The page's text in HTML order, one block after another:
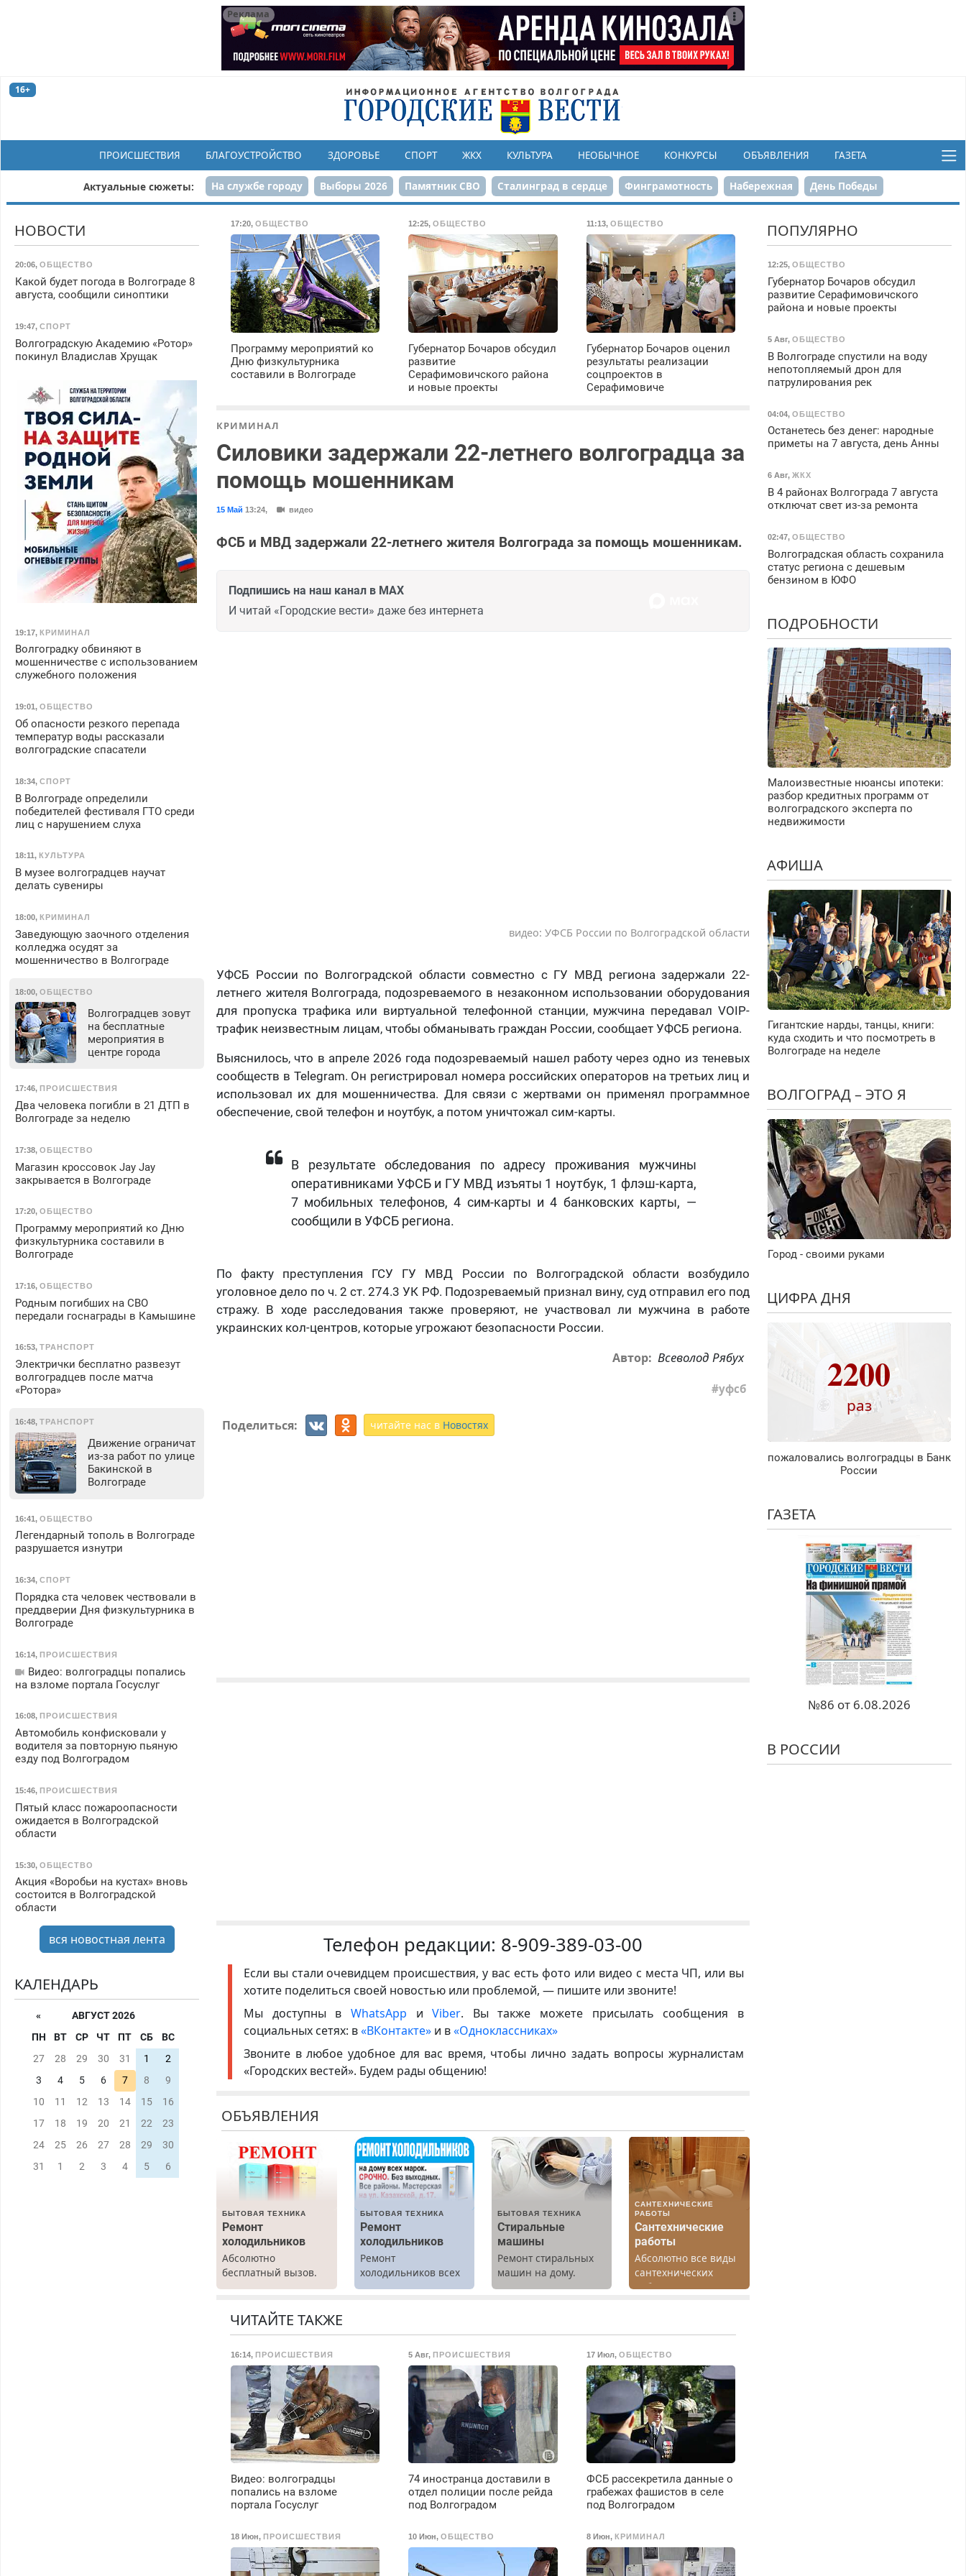
Реклама
16+
ПРОИСШЕСТВИЯ БЛАГОУСТРОЙСТВО ЗДОРОВЬЕ СПОРТ ЖКХ КУЛЬТУРА НЕОБЫЧНОЕ КОНКУРСЫ ОБЪЯВЛЕНИЯ ГАЗЕТА
Актуальные сюжеты: На службе городу Выборы 2026 Памятник СВО Сталинград в сердце Финграмотность Набережная День Победы
Реконструкция ЦПКиО 80-летие Победы Парк Героев-летчиков
17:20,ОБЩЕСТВО
Программу мероприятий ко
Дню физкультурника
составили в Волгограде
12:25,ОБЩЕСТВО
Губернатор Бочаров обсудил
развитие
Серафимовичского района
и новые проекты
11:13, ОБЩЕСТВО
Губернатор Бочаров оценил
результаты реализации
соцпроектов в
Серафимовиче
КРИМИНАЛ
Силовики задержали 22-летнего волгоградца за
помощь мошенникам
15 Май 13:24, видео
ФСБ и МВД задержали 22-летнего жителя Волгограда за помощь мошенникам.
Подпишись на наш канал в MAX
И читай «Городские вести» даже без интернета
видео: УФСБ России по Волгоградской области
УФСБ России по Волгоградской области совместно с ГУ МВД региона задержали 22-
летнего жителя Волгограда, подозреваемого в незаконном использовании оборудования
для пропуска трафика или виртуальной телефонной станции, мужчина передавал VOIP-
трафик неизвестным лицам, чтобы обманывать граждан России, сообщает УФСБ региона.
Выяснилось, что в апреле 2026 года подозреваемый нашел работу через одно из теневых
сообществ в Telegram. Он регистрировал номера российских операторов на третьих лиц и
использовал их для мошенничества. Для связи с жертвами он применял программное
обеспечение, свой телефон и ноутбук, а потом уничтожал сим-карты.
В результате обследования по адресу проживания мужчины
оперативниками УФСБ и ГУ МВД изъяты 1 ноутбук, 1 флэш-карта,
7 мобильных телефонов, 4 сим-карты и 4 банковских карты, —
сообщили в УФСБ региона.
По факту преступления ГСУ ГУ МВД России по Волгоградской области возбудило
уголовное дело по ч. 2 ст. 274.3 УК РФ. Подозреваемый признал вину, суд отправил его под
стражу. В ходе расследования также проверяют, не участвовал ли мужчина в работе
украинских кол-центров, которые угрожают безопасности России.
Автор: Всеволод Рябух
уфсб
Поделиться: читайте нас в Новостях
Телефон редакции: 8-909-389-03-00
Если вы стали очевидцем происшествия, у вас есть фото или видео с места ЧП, или вы
хотите поделиться своей новостью или проблемой, — пишите или звоните!
Мы доступны в WhatsApp иViber. Вы также можете присылать сообщения в
социальных сетях: в«ВКонтакте» и в«Одноклассниках»
Звоните в любое удобное для вас время, чтобы лично задать вопросы журналистам
«Городских вестей». Будем рады общению!
ОБЪЯВЛЕНИЯ
БЫТОВАЯ ТЕХНИКА
Ремонт
холодильников
Абсолютно
бесплатный вызов.
Ремонт
марок на дому, с
выходных.
Пенсионерам –
скидки до 40%.
Мастер со стажем.
БЫТОВАЯ ТЕХНИКА
Ремонт
холодильников
Ремонт
холодильников всех
марок на дому.
БЫТОВАЯ ТЕХНИКА
Стиральные
машины
Ремонт стиральных
машин на дому.
Выезд и диагностика
САНТЕХНИЧЕСКИЕ
РАБОТЫ
Сантехнические
работы
Абсолютно все виды
сантехнических
работ. Быстро.
ЧИТАЙТЕ ТАКЖЕ
16:14, ПРОИСШЕСТВИЯ
Видео: волгоградцы
попались на взломе
портала Госуслуг
5 Авг, ПРОИСШЕСТВИЯ
74 иностранца доставили в
отдел полиции после рейда
под Волгоградом
17 Июл, ОБЩЕСТВО
ФСБ рассекретила данные о
грабежах фашистов в селе
под Волгоградом
18 Июн, ПРОИСШЕСТВИЯ 10 Июн,ОБЩЕСТВО 8 Июн, КРИМИНАЛ
НОВОСТИ
20:06, ОБЩЕСТВО
Какой будет погода в Волгограде 8
августа, сообщили синоптики
19:47, СПОРТ
Волгоградскую Академию «Ротор»
покинул Владислав Хрущак
19:17, КРИМИНАЛ
Волгоградку обвиняют в
мошенничестве с использованием
служебного положения
19:01, ОБЩЕСТВО
Об опасности резкого перепада
температур воды рассказали
волгоградские спасатели
18:34, СПОРТ
В Волгограде определили
победителей фестиваля ГТО среди
лиц с нарушением слуха
18:11 , КУЛЬТУРА
В музее волгоградцев научат
делать сувениры
18:00, КРИМИНАЛ
Заведующую заочного отделения
колледжа осудят за
мошенничество в Волгограде
18:00, ОБЩЕСТВО
Волгоградцев зовут
на бесплатные
мероприятия в
центре города
17:46, ПРОИСШЕСТВИЯ
Два человека погибли в 21 ДТП в
Волгограде за неделю
17:38, ОБЩЕСТВО
Магазин кроссовок Jay Jay
закрывается в Волгограде
17:20, ОБЩЕСТВО
Программу мероприятий ко Дню
физкультурника составили в
Волгограде
17:16, ОБЩЕСТВО
Родным погибших на СВО
передали госнаграды в Камышине
16:53, ТРАНСПОРТ
Электрички бесплатно развезут
волгоградцев после матча
«Ротора»
16:48, ТРАНСПОРТ
Движение ограничат
из-за работ по улице
Бакинской в
Волгограде
16:41, ОБЩЕСТВО
Легендарный тополь в Волгограде
разрушается изнутри
16:34, СПОРТ
Порядка ста человек чествовали в
преддверии Дня физкультурника в
Волгограде
16:14, ПРОИСШЕСТВИЯ
Видео: волгоградцы попались
на взломе портала Госуслуг
16:08, ПРОИСШЕСТВИЯ
Автомобиль конфисковали у
водителя за повторную пьяную
езду под Волгоградом
15:46, ПРОИСШЕСТВИЯ
Пятый класс пожароопасности
ожидается в Волгоградской
области
15:30, ОБЩЕСТВО
Акция «Воробьи на кустах» вновь
состоится в Волгоградской
области
вся новостная лента
КАЛЕНДАРЬ
«
АВГУСТ 2026
ПН
ВТ СР ЧТ ПТ СБ
ВС
27
28 29 30 31 1
2
3
4 5 6 7 8
9
10
11 12 13 14 15
16
17
18 19 20 21 22
23
24
25 26 27 28 29
30
31
1 2 3 4 5 6
ПОПУЛЯРНО
12:25, ОБЩЕСТВО
Губернатор Бочаров обсудил
развитие Серафимовичского
района и новые проекты
5 Авг, ОБЩЕСТВО
В Волгограде спустили на воду
непотопляемый дрон для
патрулирования рек
04:04, ОБЩЕСТВО
Останетесь без денег: народные
приметы на 7 августа, день Анны
6 Авг, ЖКХ
В 4 районах Волгограда 7 августа
отключат свет из-за ремонта
02:47, ОБЩЕСТВО
Волгоградская область сохранила
статус региона с дешевым
бензином в ЮФО
ПОДРОБНОСТИ
Малоизвестные нюансы ипотеки:
разбор кредитных программ от
волгоградского эксперта по
недвижимости
АФИША
Гигантские нарды, танцы, книги:
куда сходить и что посмотреть в
Волгограде на неделе
ВОЛГОГРАД – ЭТО Я
Город - своими руками
ЦИФРА ДНЯ
2200
раз
пожаловались волгоградцы в Банк
России
ГАЗЕТА
№86 от 6.08.2026
В РОССИИ